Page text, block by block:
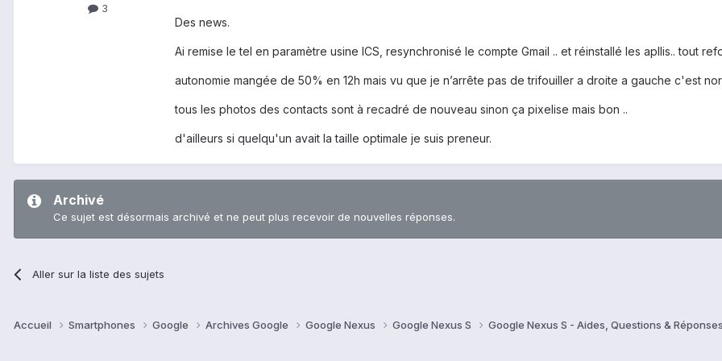
3
Des news.
Ai remise le tel en paramètre usine ICS, resynchronisé le compte Gmail .. et réinstallé les apllis.. tout
autonomie mangée de 50% en 12h mais vu que je n’arrête pas de trifouiller a droite a gauche c'est
tous les photos des contacts sont à recadré de nouveau sinon ça pixelise mais bon ..
d'ailleurs si quelqu'un avait la taille optimale je suis preneur.
Archivé
Ce sujet est désormais archivé et ne peut plus recevoir de nouvelles réponses.
Aller sur la liste des sujets
Accueil Smartphones Google Archives Google Google Nexus Google Nexus S Google Nexus S - Aides, Questions &